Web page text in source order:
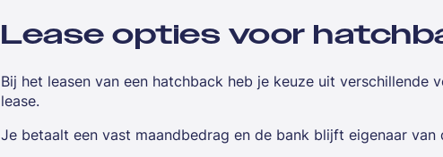
Lease opties voor
Bij het leasen van een hatchback heb je keuze uit verschillende
lease.
Je betaalt een vast maandbedrag en de bank blijft eigenaar van